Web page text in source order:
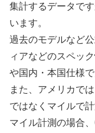
集計するデータで
います。
過去のモデルなど
ィアなどのスペッ
や国内・本国仕様
また、アメリカで
ではなくマイルで
マイル計測の場合